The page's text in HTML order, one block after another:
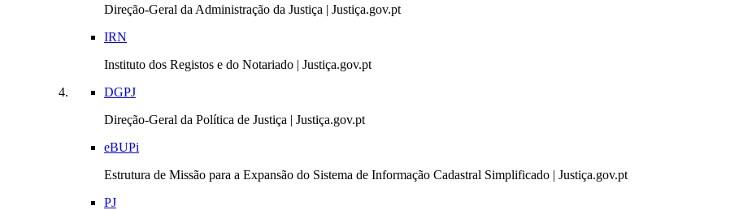
Direção-Geral da Administração da Justiça | Justiça.gov.pt
IRN
Instituto dos Registos e do Notariado | Justiça.gov.pt
DGPJ
Direção-Geral da Política de Justiça | Justiça.gov.pt
eBUPi
Estrutura de Missão para a Expansão do Sistema de Informação Cadastral Simplificado | Justiça.gov.pt
PJ